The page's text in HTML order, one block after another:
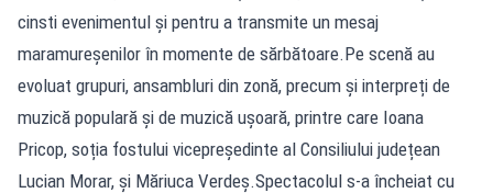
cinsti evenimentul și pentru a transmite un mesaj
maramureșenilor în momente de sărbătoare.Pe scenă au
evoluat grupuri, ansambluri din zonă, precum și interpreți de
muzică populară și de muzică ușoară, printre care Ioana
Pricop, soția fostului vicepreședinte al Consiliului județean
Lucian Morar, și Măriuca Verdeș.Spectacolul s-a încheiat cu